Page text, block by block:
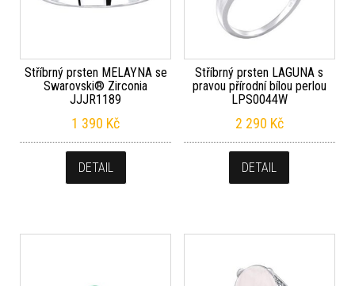
Stříbrný prsten MELAYNA se
Swarovski® Zirconia
JJJR1189
1 390 Kč
DETAIL
Stříbrný prsten LAGUNA s
pravou přírodní bílou perlou
LPS0044W
2 290 Kč
DETAIL